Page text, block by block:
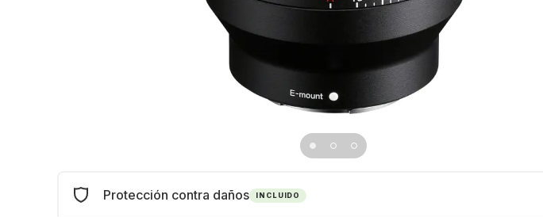
Protección contra daños INCLUIDO